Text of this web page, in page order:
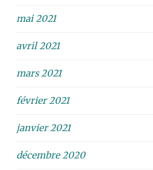
mai 2021
avril 2021
mars 2021
février 2021
janvier 2021
décembre 2020